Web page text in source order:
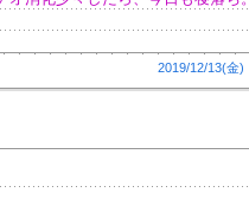
2019/12/13(金)